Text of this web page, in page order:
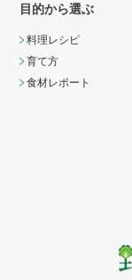
目的から選ぶ
料理レシピ
育て方
食材レポート